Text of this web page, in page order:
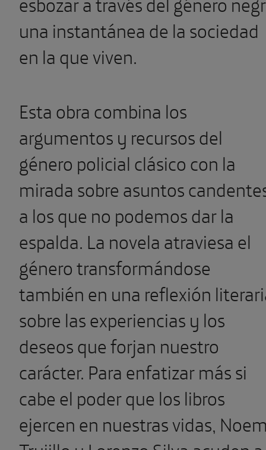
una instantánea de la sociedad
en la que viven.
Esta obra combina los
argumentos y recursos del
género policial clásico con la
mirada sobre asuntos
a los que no podemos dar la
espalda. La novela atraviesa el
género transformándose
también en una reflexión
sobre las experiencias y los
deseos que forjan nuestro
carácter. Para enfatizar más si
cabe el poder que los libros
ejercen en nuestras vidas,